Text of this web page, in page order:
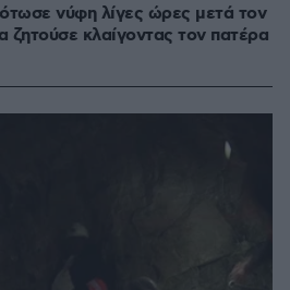
νύφη λίγες ώρες μετά τον
ζητούσε κλαίγοντας τον πατέρα